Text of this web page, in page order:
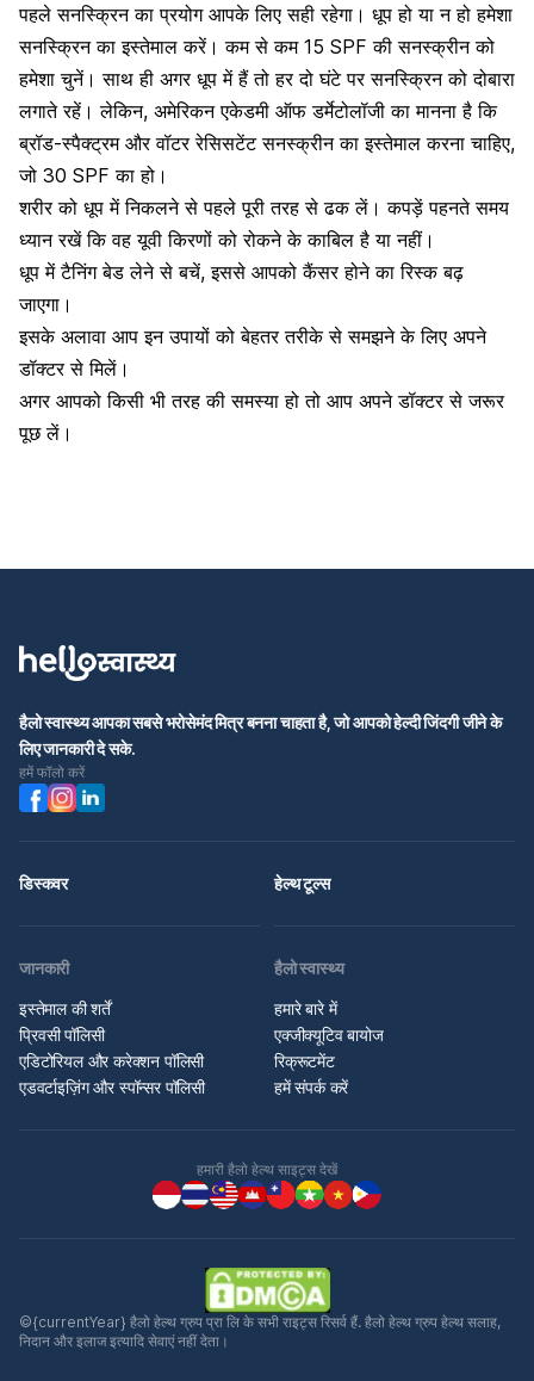
पहले सनस्क्रिन का प्रयोग आपके लिए सही रहेगा। धूप हो या न हो हमेशा
सनस्क्रिन का इस्तेमाल करें। कम से कम 15 SPF की सनस्क्रीन को
हमेशा चुनें। साथ ही अगर धूप में हैं तो हर दो घंटे पर सनस्क्रिन को दोबारा
लगाते रहें। लेकिन, अमेरिकन एकेडमी ऑफ डर्मेटोलॉजी का मानना है कि
ब्रॉड-स्पैक्ट्रम और वॉटर रेसिसटेंटसनस्क्रीनका इस्तेमाल करना चाहिए,
जो 30 SPF का हो।
शरीर को धूप में निकलने से पहले पूरी तरह से ढक लें। कपड़ें पहनते समय
ध्यान रखें कि वह यूवी किरणों को रोकने के काबिल है या नहीं।
धूप में टैनिंग बेड लेने से बचें, इससे आपको कैंसर होने का रिस्क बढ़
जाएगा।
इसके अलावा आप इन उपायों को बेहतर तरीके से समझने के लिए अपने
डॉक्टर से मिलें।
अगर आपको किसी भी तरह की समस्या हो तो आप अपने डॉक्टर से जरूर
पूछ लें।
हैलो स्वास्थ्य आपका सबसे भरोसेमंद मित्र बनना चाहता है, जो आपको हेल्दी जिंदगी जीने के
लिए जानकारी दे सके.
हमें फॉलो करें
डिस्कवर हेल्थ टूल्स
जानकारी
इस्तेमाल की शर्तें
प्रिवसी पॉलिसी
एडिटोरियल और करेक्शन पॉलिसी
एडवर्टाइज़िंग और स्पॉन्सर पॉलिसी
हैलो स्वास्थ्य
हमारे बारे में
एक्जीक्यूटिव बायोज
रिक्रूटमेंट
हमें संपर्क करें
हमारी हैलो हेल्थ साइट्स देखें
©{currentYear} हैलो हेल्थ ग्रुप प्रा लि के सभी राइट्स रिसर्व हैं. हैलो हेल्थ ग्रुप हेल्थ सलाह,
निदान और इलाज इत्यादि सेवाएं नहीं देता।